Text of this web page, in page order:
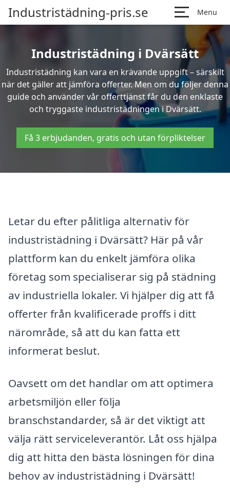
Industristädning-pris.se Menu
Industristädning i Dvärsätt
Industristädning kan vara en krävande uppgift – särskilt
när det gäller att jämföra offerter. Men om du följer denna
guide och använder vår offerttjänst får du den enklaste
och tryggaste industristädningen i Dvärsätt.
Få 3 erbjudanden, gratis och utan förpliktelser
Letar du efter pålitliga alternativ för
industristädning i Dvärsätt? Här på vår
plattform kan du enkelt jämföra olika
företag som specialiserar sig på städning
av industriella lokaler. Vi hjälper dig att få
offerter från kvalificerade proffs i ditt
närområde, så att du kan fatta ett
informerat beslut.
Oavsett om det handlar om att optimera
arbetsmiljön eller följa
branschstandarder, så är det viktigt att
välja rätt serviceleverantör. Låt oss hjälpa
dig att hitta den bästa lösningen för dina
behov av industristädning i Dvärsätt!